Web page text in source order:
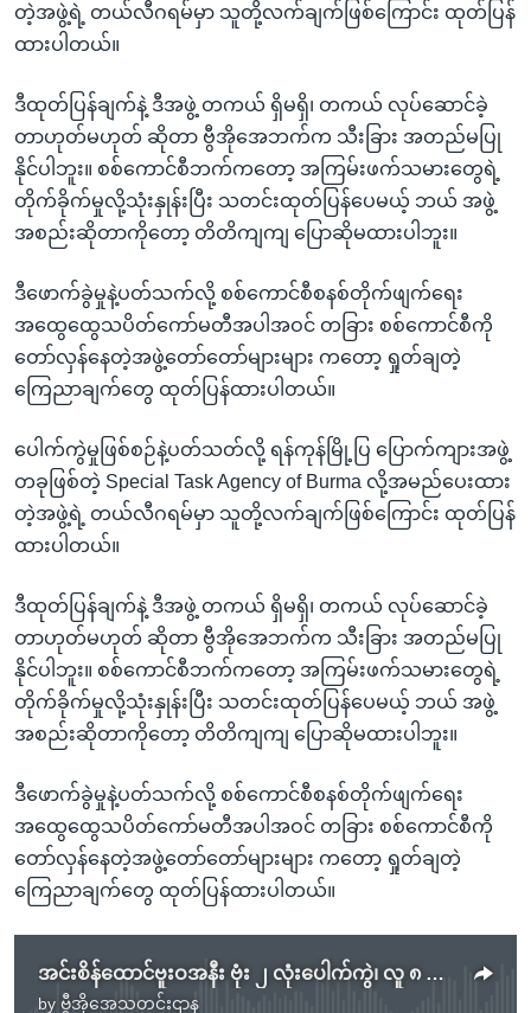
တဲ့အဖွဲ့ရဲ့ တယ်လီဂရမ်မှာ သူတို့လက်ချက်ဖြစ်ကြောင်း ထုတ်ပြန်
ထားပါတယ်။
ဒီထုတ်ပြန်ချက်နဲ့ ဒီအဖွဲ့ တကယ် ရှိမရှိ၊ တကယ် လုပ်ဆောင်ခဲ့
တာဟုတ်မဟုတ် ဆိုတာ ဗွီအိုအေဘက်က သီးခြား အတည်မပြု
နိုင်ပါဘူး။ စစ်ကောင်စီဘက်ကတော့ အကြမ်းဖက်သမားတွေရဲ့
တိုက်ခိုက်မှုလို့သုံးနှုန်းပြီး သတင်းထုတ်ပြန်ပေမယ့် ဘယ် အဖွဲ့
အစည်းဆိုတာကိုတော့ တိတိကျကျ ပြောဆိုမထားပါဘူး။
ဒီဖောက်ခွဲမှုနဲ့ပတ်သက်လို့ စစ်ကောင်စီစနစ်တိုက်ဖျက်ရေး
အထွေထွေသပိတ်ကော်မတီအပါအဝင် တခြား စစ်ကောင်စီကို
တော်လှန်နေတဲ့အဖွဲ့တော်တော်များများ ကတော့ ရှုတ်ချတဲ့
ကြေညာချက်တွေ ထုတ်ပြန်ထားပါတယ်။
ပေါက်ကွဲမှုဖြစ်စဉ်နဲ့ပတ်သတ်လို့ ရန်ကုန်မြို့ပြ ပြောက်ကျားအဖွဲ့
တခုဖြစ်တဲ့ Special Task Agency of Burma လို့အမည်ပေးထား
တဲ့အဖွဲ့ရဲ့ တယ်လီဂရမ်မှာ သူတို့လက်ချက်ဖြစ်ကြောင်း ထုတ်ပြန်
ထားပါတယ်။
ဒီထုတ်ပြန်ချက်နဲ့ ဒီအဖွဲ့ တကယ် ရှိမရှိ၊ တကယ် လုပ်ဆောင်ခဲ့
တာဟုတ်မဟုတ် ဆိုတာ ဗွီအိုအေဘက်က သီးခြား အတည်မပြု
နိုင်ပါဘူး။ စစ်ကောင်စီဘက်ကတော့ အကြမ်းဖက်သမားတွေရဲ့
တိုက်ခိုက်မှုလို့သုံးနှုန်းပြီး သတင်းထုတ်ပြန်ပေမယ့် ဘယ် အဖွဲ့
အစည်းဆိုတာကိုတော့ တိတိကျကျ ပြောဆိုမထားပါဘူး။
ဒီဖောက်ခွဲမှုနဲ့ပတ်သက်လို့ စစ်ကောင်စီစနစ်တိုက်ဖျက်ရေး
အထွေထွေသပိတ်ကော်မတီအပါအဝင် တခြား စစ်ကောင်စီကို
တော်လှန်နေတဲ့အဖွဲ့တော်တော်များများ ကတော့ ရှုတ်ချတဲ့
ကြေညာချက်တွေ ထုတ်ပြန်ထားပါတယ်။
အင်းစိန်ထောင်ဗူးဝအနီး ဗုံး ၂ လုံးပေါက်ကွဲ၊ လူ ၈ ဦးထက်မနည်းသေဆုံး.mp3
by ဗွီအိုအေသတင်းဌာန